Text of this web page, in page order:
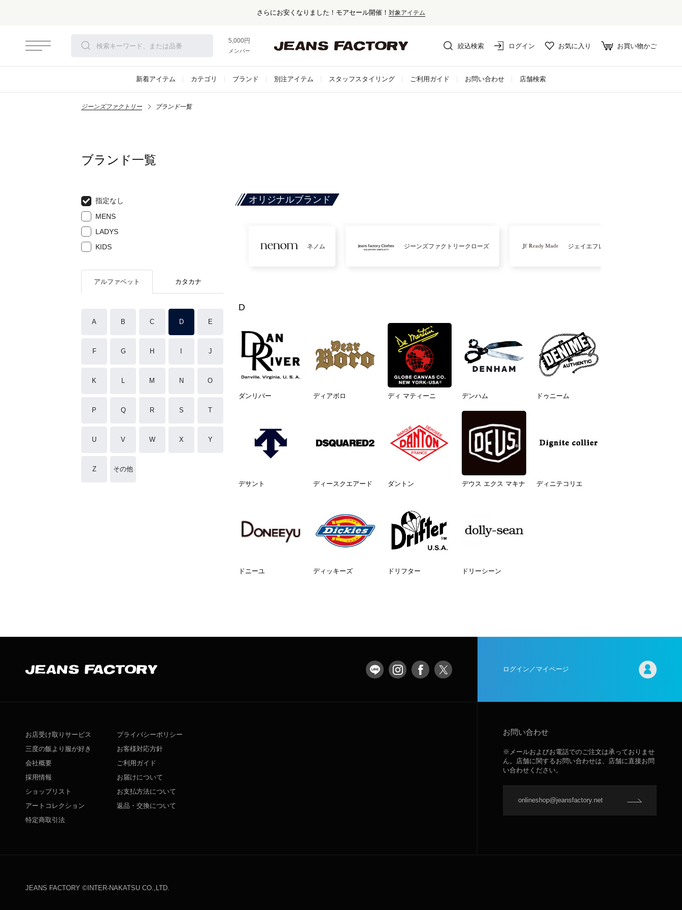
さらにお安くなりました！モアセール開催！ 対象アイテム
5,000円以上お買い上げで送料無料！
メンバー登録でお得な情報をゲット。さらに詳しく
絞込検索 ログイン お気に入り お買い物かご
新着アイテム カテゴリ ブランド 別注アイテム スタッフスタイリング ご利用ガイド お問い合わせ 店舗検索
ジーンズファクトリー ブランド一覧
ブランド一覧
指定なし
MENS
LADYS
KIDS
アルファベット カタカナ
A B C D E
F G H J
K L M N O
P Q R S T
U V W X Y
Z その他
オリジナルブランド
ネノム ジーンズファクトリークローズ ジェイエフレディメイド
D
ダンリバー ディアボロ ディ マティーニ デンハム ドゥニーム
デサント ディースクエアード ダントン デウス エクス マキナ ディニテコリエ
ドニーユ ディッキーズ ドリフター ドリーシーン
ログイン／マイページ
お店受け取りサービス
三度の飯より服が好き
会社概要
採用情報
ショップリスト
アートコレクション
特定商取引法
プライバシーポリシー
お客様対応方針
ご利用ガイド
お届けについて
お支払方法について
返品・交換について
お問い合わせ
※メールおよびお電話でのご注文は承っておりませ
ん。店舗に関するお問い合わせは、店舗に直接お問
い合わせください。
onlineshop@jeansfactory.net
JEANS FACTORY ©INTER-NAKATSU CO.,LTD.